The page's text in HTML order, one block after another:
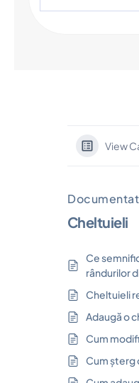
View
Cheltuieli
Ce
rândurilor
Cheltuieli
Adaugă o
Cum
Cum șterg